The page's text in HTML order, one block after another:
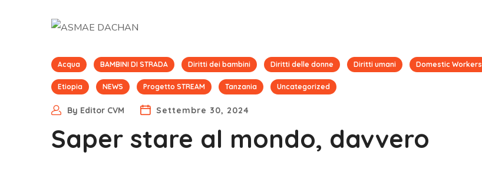
Acqua BAMBINI DI STRADA Diritti dei bambini Diritti delle donne Diritti umani Domestic Workers
Etiopia NEWS Progetto STREAM Tanzania Uncategorized
By Editor CVM Settembre 30, 2024
Saper stare al mondo, davvero